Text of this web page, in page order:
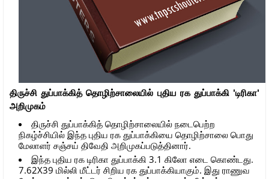
திருச்சி துப்பாக்கித் தொழிற்சாலையில் புதிய ரக துப்பாக்கி 'டிரிகா'
அறிமுகம்
திருச்சி துப்பாக்கித் தொழிற்சாலையில் நடைபெற்ற
நிகழ்ச்சியில் இந்த புதிய ரக துப்பாக்கியை தொழிற்சாலை பொது
மேலாளர் சஞ்சய் திவேதி அறிமுகப்படுத்தினார்.
இந்த புதிய ரக டிரிகா துப்பாக்கி 3.1 கிலோ எடை கொண்டது.
7.62X39 மில்லி மீட்டர் சிறிய ரக துப்பாக்கியாகும். இது ராணுவ